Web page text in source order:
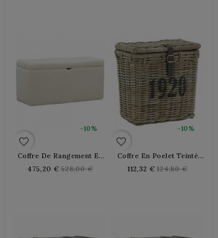
-10%
favorite_border
Coffre De Rangement En
Bouclette Blanc
475,20 € Regular
528,00 €
-10%
favorite_border
Coffre En Poelet Teinté
Gris Avec Sangle
112,32 € Regular
124,80 €